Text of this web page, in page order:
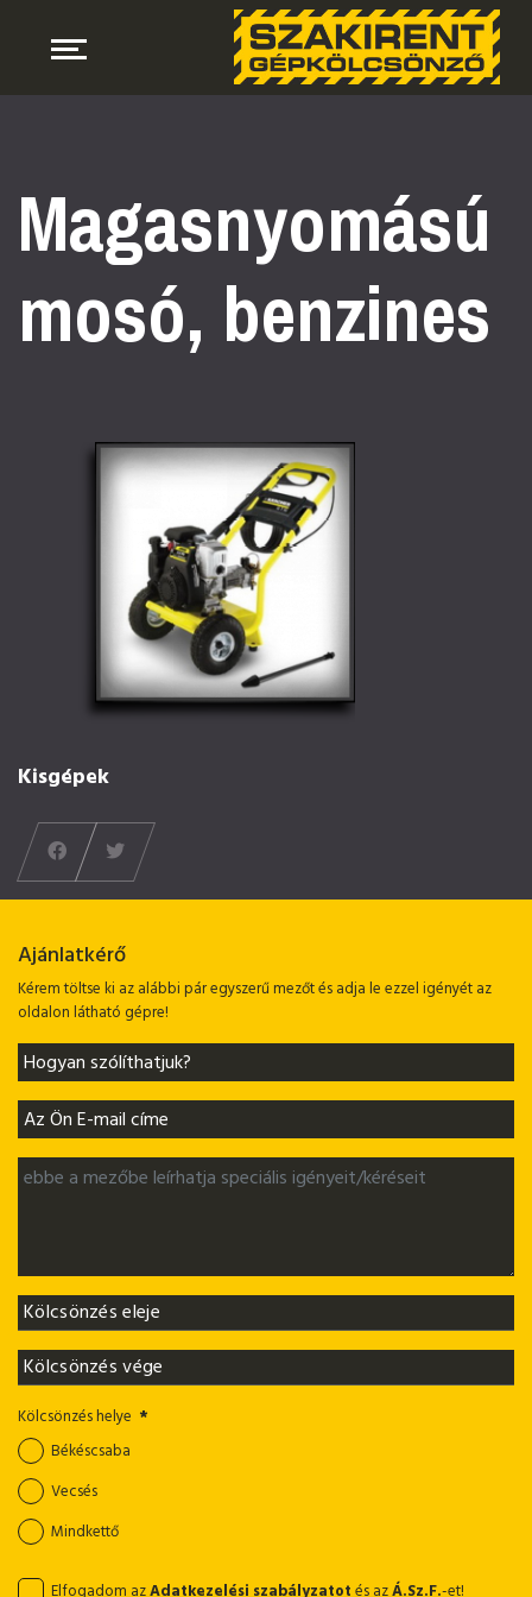
Magasnyomású
mosó, benzines
Kisgépek
Ajánlatkérő
Kérem töltse ki az alábbi pár egyszerű mezőt és adja le ezzel igényét az
oldalon látható gépre!
Kölcsönzés helye *
Békéscsaba
Vecsés
Mindkettő
Elfogadom azAdatkezelési szabályzatotés azÁ.Sz.F.-et!